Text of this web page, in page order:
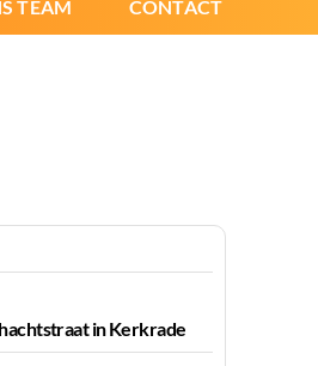
TEAM CONTACT
in Kerkrade